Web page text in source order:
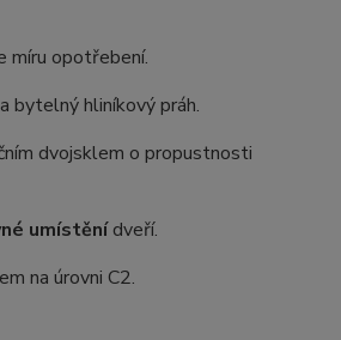
míru opotřebení.
bytelný hliníkový práh.
dvojsklem o propustnosti
umístěnídveří.
na úrovni C2.